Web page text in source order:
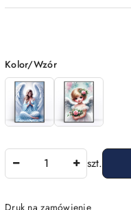
Wariant
Kolor/Wzór
szt.
Druk na zamówienie